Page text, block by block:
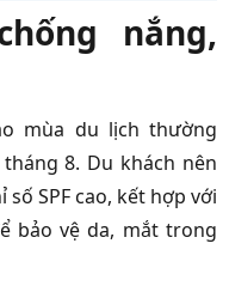
nắng,
mùa du lịch thường
8. Du khách nên
số SPF cao, kết hợp với
bảo vệ da, mắt trong